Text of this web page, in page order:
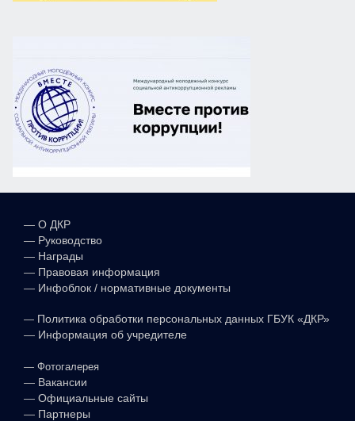
— О ДКР
— Руководство
— Награды
— Правовая информация
— Инфоблок / нормативные документы
— Политика обработки персональных данных ГБУК «ДКР»
— Информация об учредителе
— Фотогалерея
— Вакансии
— Официальные сайты
— Партнеры